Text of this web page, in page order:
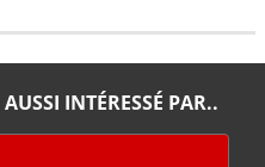
INTÉRESSÉ PAR..